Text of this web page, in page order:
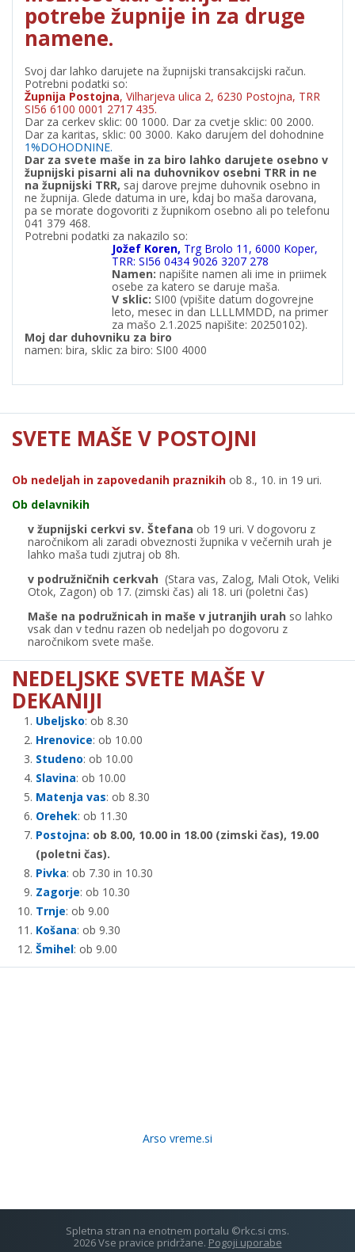
potrebe župnije in za druge
namene.
Svoj dar lahko darujete na župnijski transakcijski račun.
Potrebni podatki so:
Župnija Postojna, Vilharjeva ulica 2, 6230 Postojna, TRR
SI56 6100 0001 2717 435.
Dar za cerkev sklic: 00 1000. Dar za cvetje sklic: 00 2000.
Dar za karitas, sklic: 00 3000. Kako darujem del dohodnine
1%DOHODNINE.
Dar za svete maše in za biro lahko darujete osebno v
župnijski pisarni ali na duhovnikov osebni TRR in ne
na župnijski TRR, saj darove prejme duhovnik osebno in
ne župnija. Glede datuma in ure, kdaj bo maša darovana,
pa se morate dogovoriti z župnikom osebno ali po telefonu
041 379 468.
Potrebni podatki za nakazilo so:
Jožef Koren, Trg Brolo 11, 6000 Koper,
TRR: SI56 0434 9026 3207 278
Namen: napišite namen ali ime in priimek
osebe za katero se daruje maša.
V sklic: SI00 (vpišite datum dogovrejne
leto, mesec in dan LLLLMMDD, na primer
za mašo 2.1.2025 napišite: 20250102).
Moj dar duhovniku za biro
namen: bira, sklic za biro: SI00 4000
SVETE MAŠE V POSTOJNI
Ob nedeljah in zapovedanih praznikih ob 8., 10. in 19 uri.
Ob delavnikih
v župnijski cerkvi sv. Štefana ob 19 uri. V dogovoru z
naročnikom ali zaradi obveznosti župnika v večernih urah je
lahko maša tudi zjutraj ob 8h.
v podružničnih cerkvah (Stara vas, Zalog, Mali Otok, Veliki
Otok, Zagon) ob 17. (zimski čas) ali 18. uri (poletni čas)
Maše na podružnicah in maše v jutranjih urah so lahko
vsak dan v tednu razen ob nedeljah po dogovoru z
naročnikom svete maše.
NEDELJSKE SVETE MAŠE V
DEKANIJI
Ubeljsko: ob 8.30
Hrenovice: ob 10.00
Studeno: ob 10.00
Slavina: ob 10.00
Matenja vas: ob 8.30
Orehek: ob 11.30
Postojna: ob 8.00, 10.00 in 18.00 (zimski čas), 19.00
(poletni čas).
Pivka: ob 7.30 in 10.30
Zagorje: ob 10.30
Trnje: ob 9.00
Košana: ob 9.30
Šmihel: ob 9.00
Arso vreme.si
Spletna stran na enotnem portalu ©rkc.si cms.
2026 Vse pravice pridržane. Pogoji uporabe